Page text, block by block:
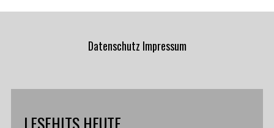
Datenschutz Impressum
LESEHITS HEUTE